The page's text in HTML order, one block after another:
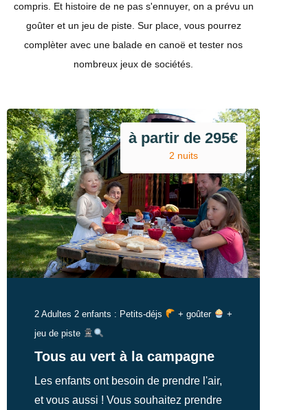
compris. Et histoire de ne pas s'ennuyer, on a prévu un
goûter et un jeu de piste. Sur place, vous pourrez
complèter avec une balade en canoë et tester nos
nombreux jeux de sociétés.
à partir de 295€
2 nuits
2 Adultes 2 enfants : Petits-déjs + goûter
+
jeu de piste
Tous au vert à la campagne
Les enfants ont besoin de prendre l'air,
et vous aussi ! Vous souhaitez prendre